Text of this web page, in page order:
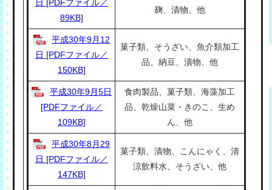
日 [PDFファイル／
89KB]
麹、漬物、他
平成30年9月12
日 [PDFファイル／
150KB]
菓子類、そうざい、魚介類加工
品、納豆、漬物、他
平成30年9月5日
[PDFファイル／
109KB]
食肉製品、菓子類、海藻加工
品、乾燥山菜・きのこ、生め
ん、他
平成30年8月29
日 [PDFファイル／
147KB]
菓子類、漬物、こんにゃく、清
涼飲料水、そうざい、他